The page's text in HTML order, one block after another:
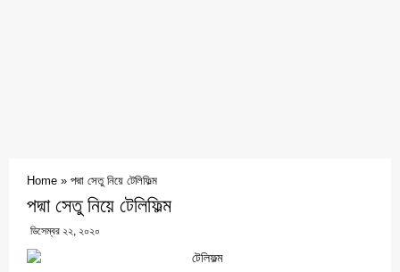
Home » পদ্মা সেতু নিয়ে টেলিফিল্ম
পদ্মা সেতু নিয়ে টেলিফিল্ম
ডিসেম্বর ২২, ২০২০